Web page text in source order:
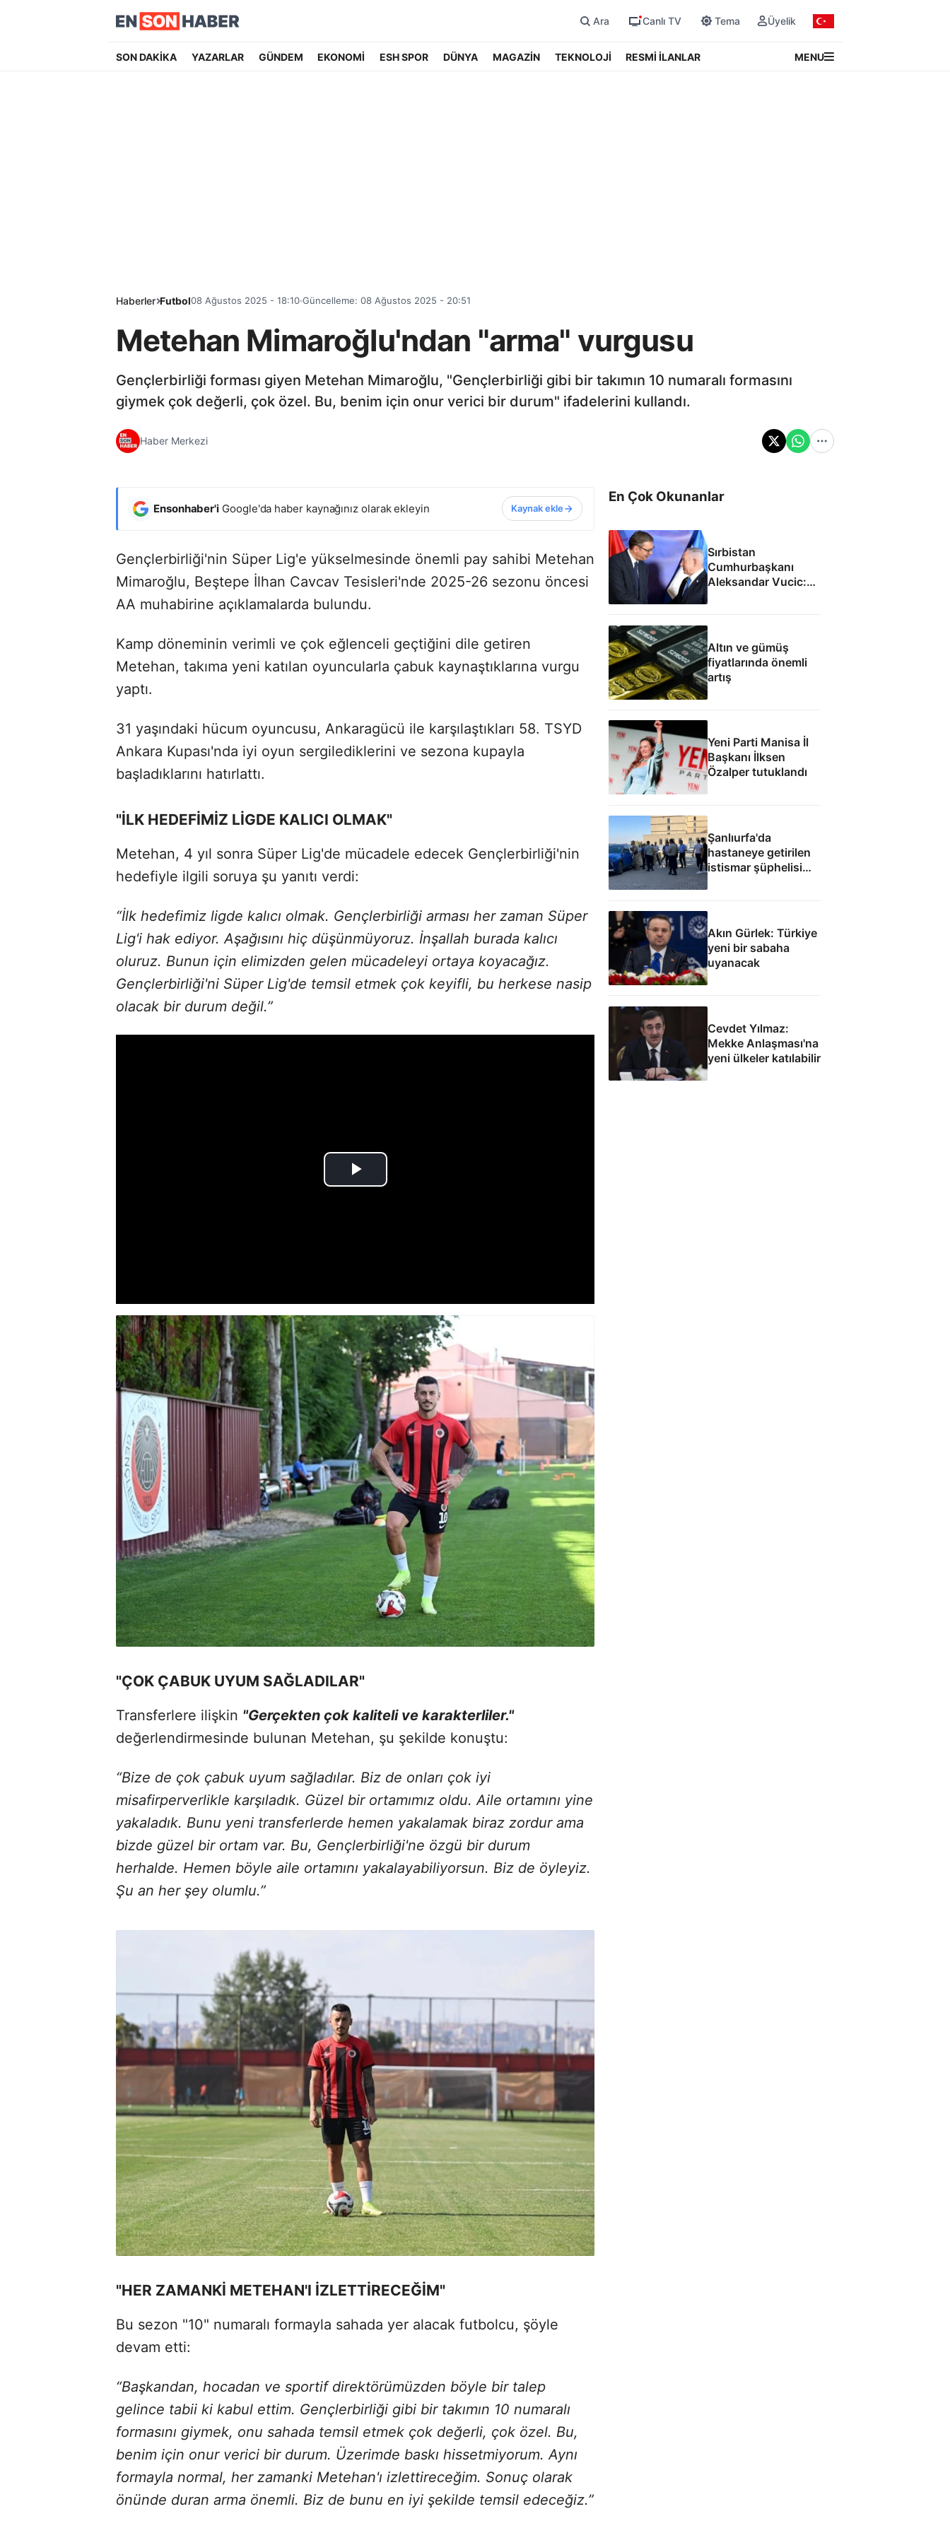
Ara Canlı TV Tema Üyelik
SON DAKİKA YAZARLAR GÜNDEM EKONOMİ ESH SPOR DÜNYA MAGAZİN TEKNOLOJİ RESMİ İLANLAR MENU
Haberler Futbol08 Ağustos 2025 - 18:10 Güncelleme: 08 Ağustos 2025 - 20:51
Metehan Mimaroğlu'ndan "arma" vurgusu
Gençlerbirliği forması giyen Metehan Mimaroğlu, "Gençlerbirliği gibi bir takımın 10 numaralı formasını
giymek çok değerli, çok özel. Bu, benim için onur verici bir durum" ifadelerini kullandı.
Haber Merkezi
Ensonhaber'i Google'da haber kaynağınız olarak ekleyin Kaynak ekle
Gençlerbirliği'nin Süper Lig'e yükselmesinde önemli pay sahibi Metehan
Mimaroğlu, Beştepe İlhan Cavcav Tesisleri'nde 2025-26 sezonu öncesi
AA muhabirine açıklamalarda bulundu.
Kamp döneminin verimli ve çok eğlenceli geçtiğini dile getiren
Metehan, takıma yeni katılan oyuncularla çabuk kaynaştıklarına vurgu
yaptı.
31 yaşındaki hücum oyuncusu, Ankaragücü ile karşılaştıkları 58. TSYD
Ankara Kupası'nda iyi oyun sergilediklerini ve sezona kupayla
başladıklarını hatırlattı.
"İLK HEDEFİMİZ LİGDE KALICI OLMAK"
Metehan, 4 yıl sonra Süper Lig'de mücadele edecek Gençlerbirliği'nin
hedefiyle ilgili soruya şu yanıtı verdi:
“İlk hedefimiz ligde kalıcı olmak. Gençlerbirliği arması her zaman Süper
Lig'i hak ediyor. Aşağısını hiç düşünmüyoruz. İnşallah burada kalıcı
oluruz. Bunun için elimizden gelen mücadeleyi ortaya koyacağız.
Gençlerbirliği'ni Süper Lig'de temsil etmek çok keyifli, bu herkese nasip
olacak bir durum değil.”
"ÇOK ÇABUK UYUM SAĞLADILAR"
Transferlere ilişkin "Gerçekten çok kaliteli ve karakterliler."
değerlendirmesinde bulunan Metehan, şu şekilde konuştu:
“Bize de çok çabuk uyum sağladılar. Biz de onları çok iyi
misafirperverlikle karşıladık. Güzel bir ortamımız oldu. Aile ortamını yine
yakaladık. Bunu yeni transferlerde hemen yakalamak biraz zordur ama
bizde güzel bir ortam var. Bu, Gençlerbirliği'ne özgü bir durum
herhalde. Hemen böyle aile ortamını yakalayabiliyorsun. Biz de öyleyiz.
Şu an her şey olumlu.”
"HER ZAMANKİ METEHAN'I İZLETTİRECEĞİM"
Bu sezon "10" numaralı formayla sahada yer alacak futbolcu, şöyle
devam etti:
“Başkandan, hocadan ve sportif direktörümüzden böyle bir talep
gelince tabii ki kabul ettim. Gençlerbirliği gibi bir takımın 10 numaralı
formasını giymek, onu sahada temsil etmek çok değerli, çok özel. Bu,
benim için onur verici bir durum. Üzerimde baskı hissetmiyorum. Aynı
formayla normal, her zamanki Metehan'ı izlettireceğim. Sonuç olarak
önünde duran arma önemli. Biz de bunu en iyi şekilde temsil edeceğiz.”
En Çok Okunanlar
Sırbistan
Cumhurbaşkanı
Aleksandar Vucic:
İsrail ile SİHA
Altın ve gümüş
fiyatlarında önemli
artış
Yeni Parti Manisa İl
Başkanı İlksen
Özalper tutuklandı
Şanlıurfa'da
hastaneye getirilen
istismar şüphelisi
silahlı saldırıda
Akın Gürlek: Türkiye
yeni bir sabaha
uyanacak
Cevdet Yılmaz:
Mekke Anlaşması'na
yeni ülkeler katılabilir